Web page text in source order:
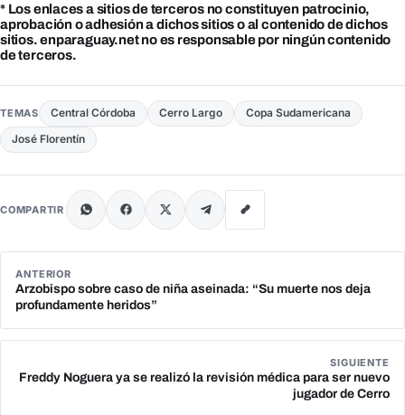
* Los enlaces a sitios de terceros no constituyen patrocinio,
aprobación o adhesión a dichos sitios o al contenido de dichos
sitios. enparaguay.net no es responsable por ningún contenido
de terceros.
TEMAS Central Córdoba Cerro Largo
Copa Sudamericana
José Florentín
COMPARTIR
ANTERIOR
Arzobispo sobre caso de niña aseinada: “Su muerte nos deja
profundamente heridos”
SIGUIENTE
Freddy Noguera ya se realizó la revisión médica para ser nuevo
jugador de Cerro